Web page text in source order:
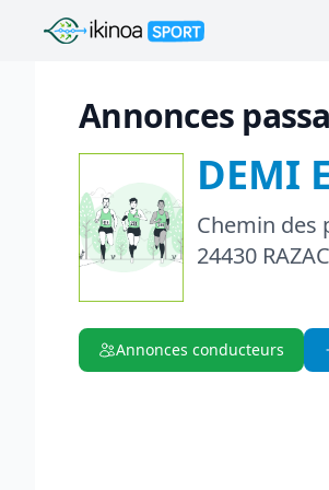
Ikinoa Sport
Annonces
DEMI
Chemin des
24430
Annonces conducteurs